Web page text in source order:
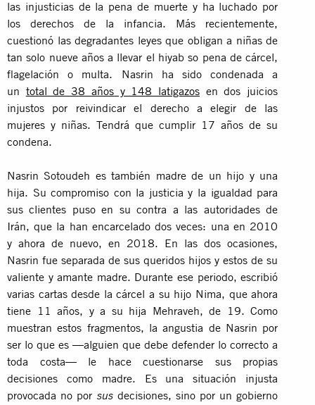
las injusticias de la pena de muerte y ha luchado por
los derechos de la infancia. Más recientemente,
cuestionó las degradantes leyes que obligan a niñas de
tan solo nueve años a llevar el hiyab so pena de cárcel,
flagelación o multa. Nasrin ha sido condenada a
un total de 38 años y 148 latigazos en dos juicios
injustos por reivindicar el derecho a elegir de las
mujeres y niñas. Tendrá que cumplir 17 años de su
condena.
Nasrin Sotoudeh es también madre de un hijo y una
hija. Su compromiso con la justicia y la igualdad para
sus clientes puso en su contra a las autoridades de
Irán, que la han encarcelado dos veces: una en 2010
y ahora de nuevo, en 2018. En las dos ocasiones,
Nasrin fue separada de sus queridos hijos y estos de su
valiente y amante madre. Durante ese periodo, escribió
varias cartas desde la cárcel a su hijo Nima, que ahora
tiene 11 años, y a su hija Mehraveh, de 19. Como
muestran estos fragmentos, la angustia de Nasrin por
ser lo que es —alguien que debe defender lo correcto a
toda costa— le hace cuestionarse sus propias
decisiones como madre. Es una situación injusta
provocada no por susdecisiones, sino por un gobierno